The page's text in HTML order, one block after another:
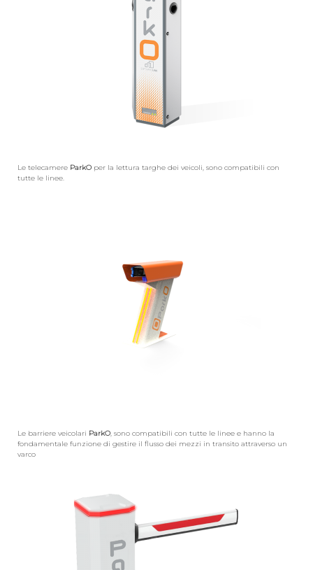
Le telecamere ParkOper la lettura targhe dei veicoli, sono compatibili con
tutte le linee.
Le barriere veicolari ParkO, sono compatibili con tutte le linee e hanno la
fondamentale funzione di gestire il flusso dei mezzi in transito attraverso un
varco